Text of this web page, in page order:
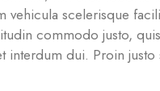
vehicula scelerisque
commodo justo,
interdum dui. Proin justo